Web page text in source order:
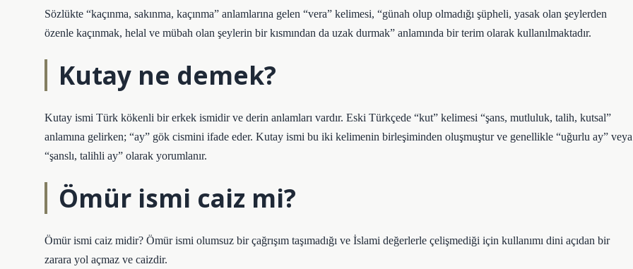
Sözlükte “kaçınma, sakınma, kaçınma” anlamlarına gelen “vera” kelimesi, “günah olup olmadığı şüpheli, yasak olan şeylerden
özenle kaçınmak, helal ve mübah olan şeylerin bir kısmından da uzak durmak” anlamında bir terim olarak kullanılmaktadır.
Kutay ne demek?
Kutay ismi Türk kökenli bir erkek ismidir ve derin anlamları vardır. Eski Türkçede “kut” kelimesi “şans, mutluluk, talih, kutsal”
anlamına gelirken; “ay” gök cismini ifade eder. Kutay ismi bu iki kelimenin birleşiminden oluşmuştur ve genellikle “uğurlu ay” veya
“şanslı, talihli ay” olarak yorumlanır.
Ömür ismi caiz mi?
Ömür ismi caiz midir? Ömür ismi olumsuz bir çağrışım taşımadığı ve İslami değerlerle çelişmediği için kullanımı dini açıdan bir
zarara yol açmaz ve caizdir.